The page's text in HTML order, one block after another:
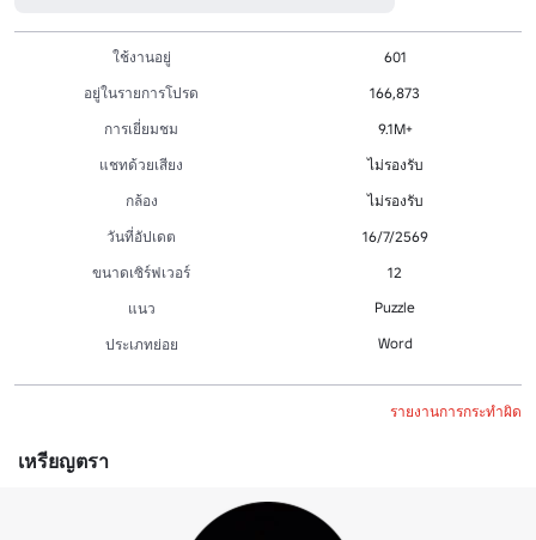
ใช้งานอยู่
601
อยู่ในรายการโปรด
166,873
การเยี่ยมชม
9.1M+
แชทด้วยเสียง
ไม่รองรับ
กล้อง
ไม่รองรับ
วันที่อัปเดต
16/7/2569
ขนาดเซิร์ฟเวอร์
12
แนว
Puzzle
ประเภทย่อย Word
รายงานการกระทำผิด
เหรียญตรา